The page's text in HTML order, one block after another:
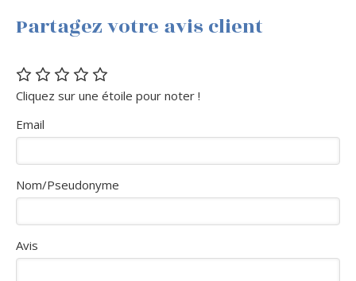
Partagez votre avis client
Cliquez sur une étoile pour noter !
Email
Nom/Pseudonyme
Avis